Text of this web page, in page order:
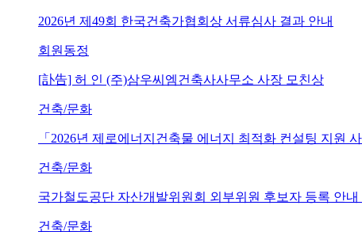
2026년 제49회 한국건축가협회상 서류심사 결과 안내
회원동정
[訃告] 허 인 (주)삼우씨엠건축사사무소 사장 모친상
건축/문화
「2026년 제로에너지건축물 에너지 최적화 컨설팅 지원 사
건축/문화
국가철도공단 자산개발위원회 외부위원 후보자 등록 안내
건축/문화